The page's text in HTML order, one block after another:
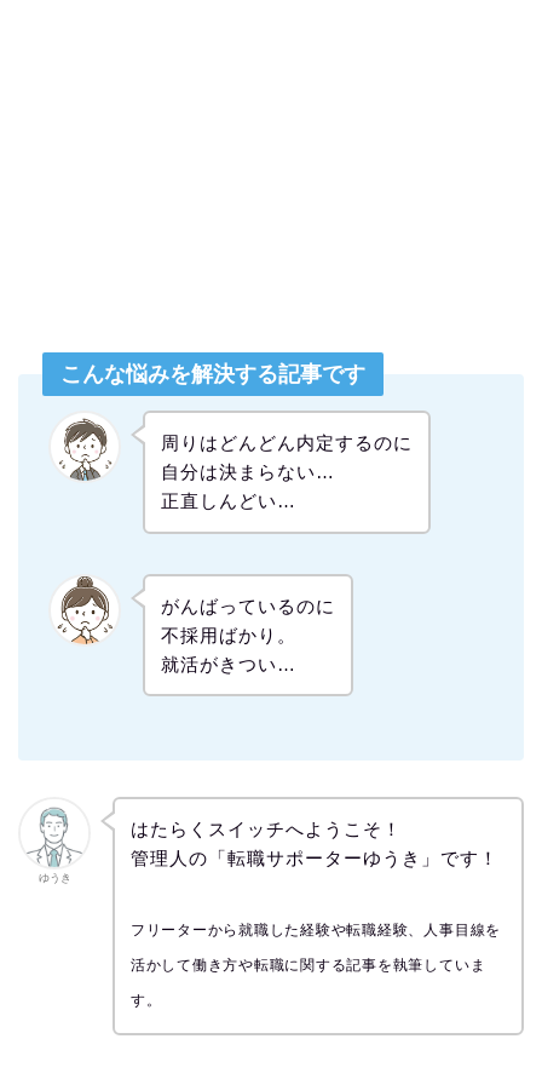
こんな悩みを解決する記事です
周りはどんどん内定するのに
自分は決まらない…
正直しんどい…
がんばっているのに
不採用ばかり。
就活がきつい…
ゆうき
はたらくスイッチへようこそ！
管理人の「転職サポーターゆうき」です！
フリーターから就職した経験や転職経験、人事目線を
活かして働き方や転職に関する記事を執筆していま
す。